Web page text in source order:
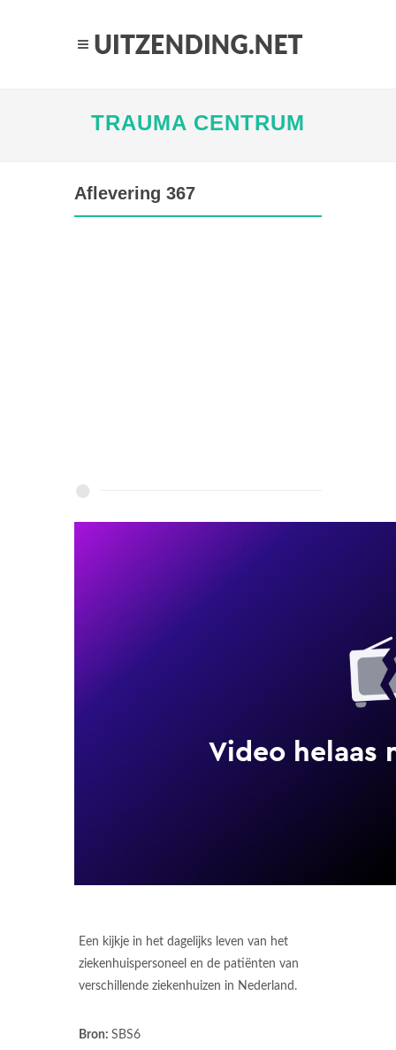
TRAUMA CENTRUM
Aflevering 367
Een kijkje in het dagelijks leven van het
ziekenhuispersoneel en de patiënten van
verschillende ziekenhuizen in Nederland.
Bron: SBS6